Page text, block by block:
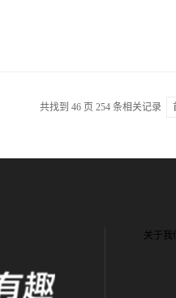
共找到 46 页 254 条相关记录
关于我